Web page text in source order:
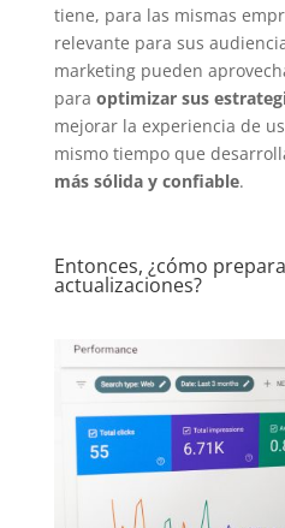
tiene, para las mismas
relevante para sus
marketing pueden
para optimizar sus
mejorar la experiencia de
mismo tiempo que
más sólida y confiable.
Entonces, ¿cómo
actualizaciones?